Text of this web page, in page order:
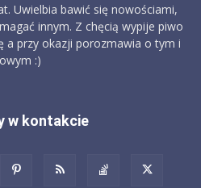
Uwielbia bawić się nowościami,
innym. Z chęcią wypije piwo
a przy okazji porozmawia o tym i
owym :)
w kontakcie